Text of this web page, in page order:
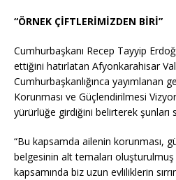
“ÖRNEK ÇİFTLERİMİZDEN BİRİ”
Cumhurbaşkanı Recep Tayyip
ettiğini hatırlatan Afyonkarahisar
Cumhurbaşkanlığınca yayımlanan
Korunması ve Güçlendirilmesi
yürürlüğe girdiğini belirterek şunları
“Bu kapsamda ailenin korunması,
belgesinin alt temaları oluşturulmuş
kapsamında biz uzun evliliklerin